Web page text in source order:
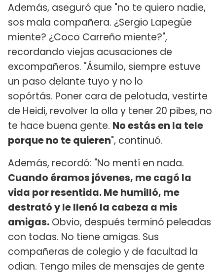
Además, aseguró que "no te quiero nadie,
sos mala compañera. ¿Sergio Lapegüe
miente? ¿Coco Carreño miente?",
recordando viejas acusaciones de
excompañeros. "Ásumilo, siempre estuve
un paso delante tuyo y no lo
sopórtás. Poner cara de pelotuda, vestirte
de Heidi, revolver la olla y tener 20 pibes, no
te hace buena gente. No estás en la tele
porque no te quieren", continuó.
Además, recordó: "No mentí en nada.
Cuando éramos jóvenes, me cagó la
vida por resentida. Me humilló, me
destrató y le llenó la cabeza a mis
amigas. Obvio, después terminó peleadas
con todas. No tiene amigas. Sus
compañeras de colegio y de facultad la
odian. Tengo miles de mensajes de gente